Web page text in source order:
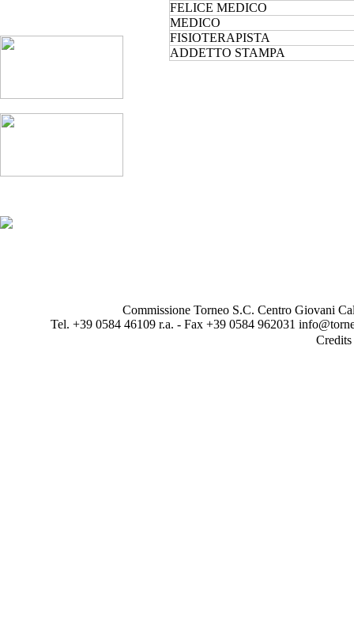
FELICE MEDICO
MEDICO
FISIOTERAPISTA
ADDETTO STAMPA
Commissione Torneo S.C. Centro Giovani
Tel. +39 0584 46109 r.a. - Fax +39 0584 962031
Credits